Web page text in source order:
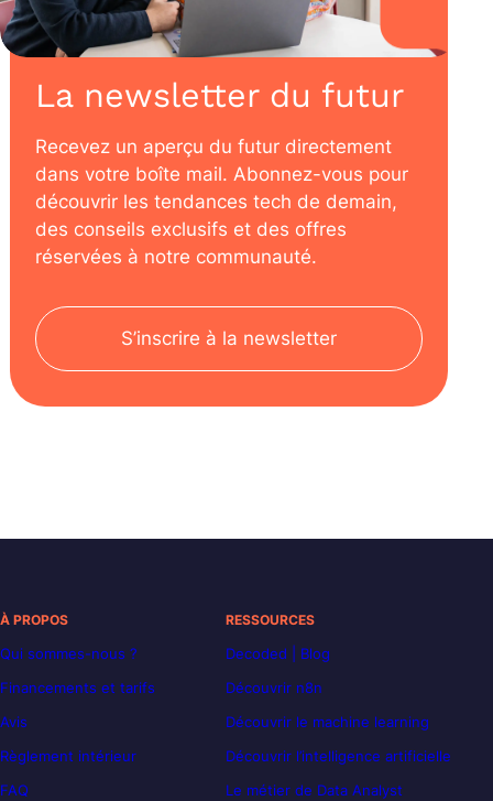
La newsletter du futur
Recevez un aperçu du futur directement
dans votre boîte mail. Abonnez-vous pour
découvrir les tendances tech de demain,
des conseils exclusifs et des offres
réservées à notre communauté.
S’inscrire à la newsletter
À PROPOS
Qui sommes-nous ?
Financements et tarifs
Avis
Règlement intérieur
FAQ
RESSOURCES
Decoded | Blog
Découvrir n8n
Découvrir le machine learning
Découvrir l’intelligence artificielle
Le métier de Data Analyst